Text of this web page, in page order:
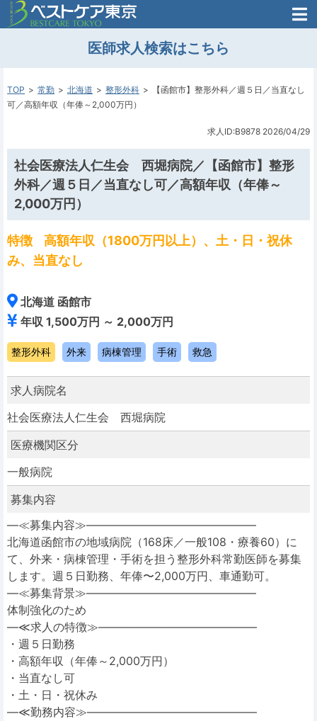
医師がはじめた
医師のための
転職支援
転職支援のお問い合わせ
医師求人検索はこちら
TOP 常勤 北海道 整形外科
【函館市】整形外科／週５日／当直なし
可／高額年収（年俸～2,000万円）
求人ID:B9878 2026/04/29
社会医療法人仁生会 西堀病院／【函館市】整形
外科／週５日／当直なし可／高額年収（年俸～
2,000万円）
特徴 高額年収（1800万円以上）、土・日・祝休
み、当直なし
北海道 函館市
年収 1,500万円 ～ 2,000万円
整形外科 外来 病棟管理 手術 救急
求人病院名
社会医療法人仁生会 西堀病院
医療機関区分
一般病院
募集内容
―≪募集内容≫―――――――――――――――
北海道函館市の地域病院（168床／一般108・療養60）に
て、外来・病棟管理・手術を担う整形外科常勤医師を募集
します。週５日勤務、年俸〜2,000万円、車通勤可。
―≪募集背景≫―――――――――――――――
体制強化のため
―≪求人の特徴≫――――――――――――――
・週５日勤務
・高額年収（年俸～2,000万円）
・当直なし可
・土・日・祝休み
―≪勤務内容≫―――――――――――――――